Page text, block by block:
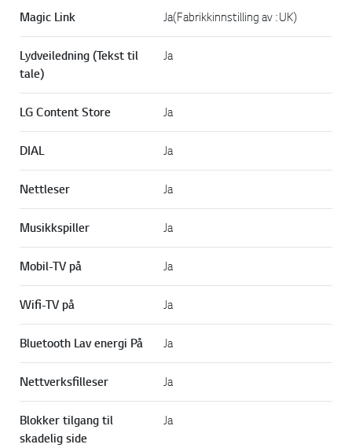
Magic Link Ja(Fabrikkinnstilling av : UK)
Lydveiledning (Tekst til
tale)
Ja
LG Content Store Ja
DIAL Ja
Nettleser Ja
Musikkspiller Ja
Mobil-TV på Ja
Wifi-TV på Ja
Bluetooth Lav energi På Ja
Nettverksfilleser Ja
Blokker tilgang til
skadelig side
Ja